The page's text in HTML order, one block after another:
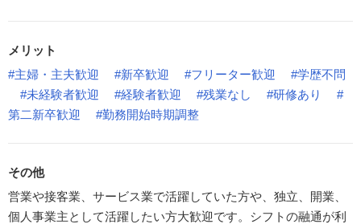
メリット
#主婦・主夫歓迎
#新卒歓迎 #フリーター歓迎
#学歴不問
#未経験者歓迎
#経験者歓迎 #残業なし #研修あり
#
第二新卒歓迎
#勤務開始時期調整
その他
営業や接客業、サービス業で活躍していた方や、独立、開業、
個人事業主として活躍したい方大歓迎です。シフトの融通が利